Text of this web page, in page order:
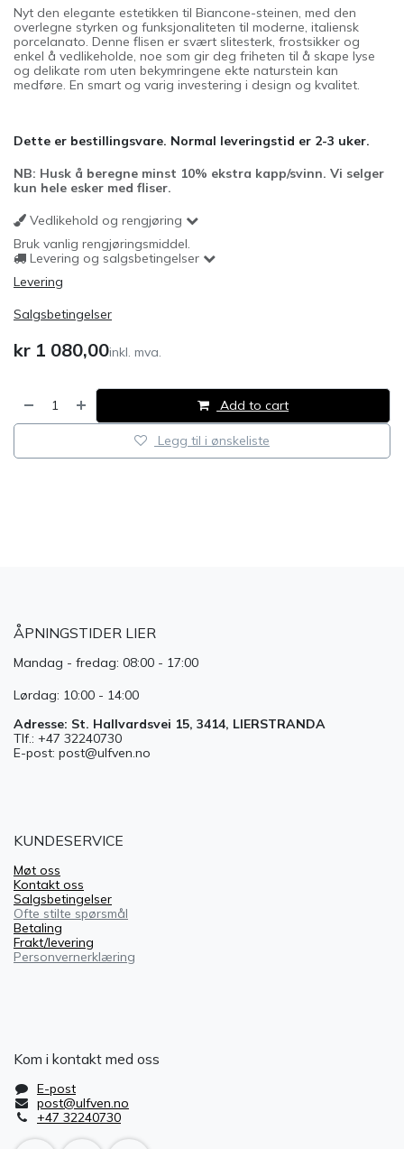
Nyt den elegante estetikken til Biancone-steinen, med den
overlegne styrken og funksjonaliteten til moderne, italiensk
porcelanato. Denne flisen er svært slitesterk, frostsikker og
enkel å vedlikeholde, noe som gir deg friheten til å skape lyse
og delikate rom uten bekymringene ekte naturstein kan
medføre. En smart og varig investering i design og kvalitet.
Dette er bestillingsvare. Normal leveringstid er 2-3 uker.
NB: Husk å beregne minst 10% ekstra kapp/svinn. Vi selger
kun hele esker med fliser.
Vedlikehold og rengjøring
Bruk vanlig rengjøringsmiddel.
Levering og salgsbetingelser
Levering
Salgsbetingelser
kr 1 080,00inkl. mva.
Add to cart
Legg til i ønskeliste
ÅPNINGSTIDER LIER
Mandag - fredag: 08:00 - 17:00
Lørdag: 10:00 - 14:00
Adresse: St. Hallvardsvei 15, 3414, LIERSTRANDA
Tlf.: +47 32240730
E-post: post@ulfven.no
KUNDESERVICE
Møt oss
Kontakt oss
Salgsbetingelser
Ofte stilte spørsmål
Betaling
Frakt/levering
Personvernerklæring
Kom i kontakt med oss
E-post
post@ulfven.no
+47 32240730